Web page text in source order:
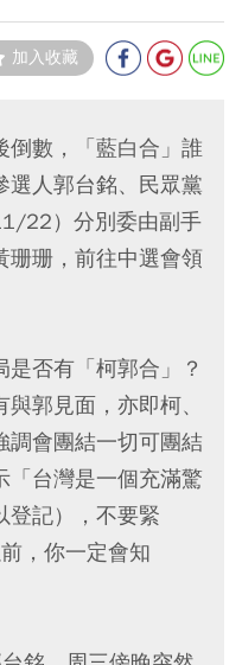
加入收藏
倒數，「藍白合」誰
選人郭台銘、民眾黨
22）分別委由副手
珊珊，前往中選會領
否有「柯郭合」？
郭見面，亦即柯、
調會團結一切可團結
「台灣是一個充滿驚
登記），不要緊
，你一定會知